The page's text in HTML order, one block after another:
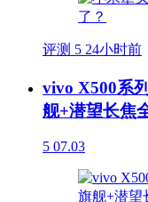
评测 5 24小时前
vivo X500系
舰+潜望长焦
5 07.03